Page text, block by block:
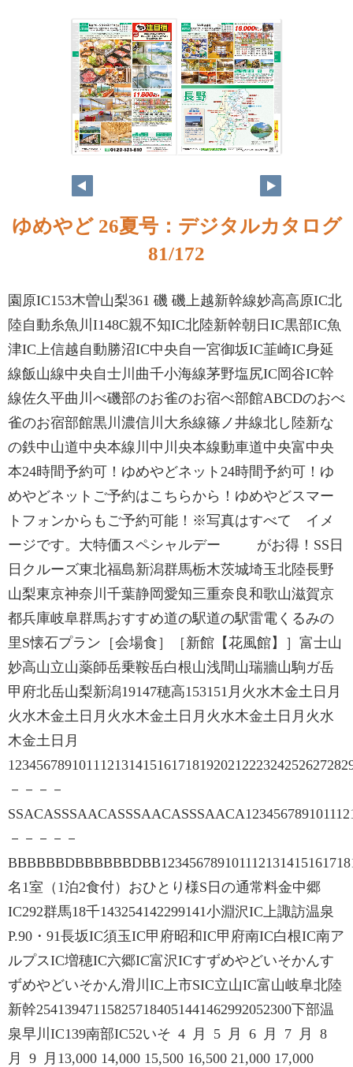
ゆめやど 26夏号：デジタルカタログ
81/172
園原IC153木曽山梨361 磯 磯上越新幹線妙高高原IC北
陸自動糸魚川I148C親不知IC北陸新幹朝日IC黒部IC魚
津IC上信越自動勝沼IC中央自一宮御坂IC韮崎IC身延
線飯山線中央自士川曲千小海線茅野塩尻IC岡谷IC幹
線佐久平曲川べ磯部のお雀のお宿べ部館ABCDのおべ
雀のお宿部館黒川濃信川大糸線篠ノ井線北し陸新な
の鉄中山道中央本線川中川央本線動車道中央富中央
本24時間予約可！ゆめやどネット24時間予約可！ゆ
めやどネットご予約はこちらから！ゆめやどスマー
トフォンからもご予約可能！※写真はすべて イメ
ージです。大特価スペシャルデー がお得！SS日
日クルーズ東北福島新潟群馬栃木茨城埼玉北陸長野
山梨東京神奈川千葉静岡愛知三重奈良和歌山滋賀京
都兵庫岐阜群馬おすすめ道の駅道の駅雷電くるみの
里S懐石プラン［会場食］［新館【花風館】］富士山
妙高山立山薬師岳乗鞍岳白根山浅間山瑞牆山駒ガ岳
甲府北岳山梨新潟19147穂高153151月火水木金土日月
火水木金土日月火水木金土日月火水木金土日月火水
木金土日月
－－－－
－－－－－
名1室（1泊2食付）おひとり様S日の通常料金中郷
IC292群馬18千143254142299141小淵沢IC上諏訪温泉
P.90・91長坂IC須玉IC甲府昭和IC甲府南IC白根IC南ア
ルプスIC増穂IC六郷IC富沢ICすずめやどいそかんす
ずめやどいそかん滑川IC上市SIC立山IC富山岐阜北陸
新幹254139471158257184051441462992052300下部温
泉早川IC139南部IC52いそ 4 月 5 月 6 月 7 月 8
月 9 月13,000 14,000 15,500 16,500 21,000 17,000